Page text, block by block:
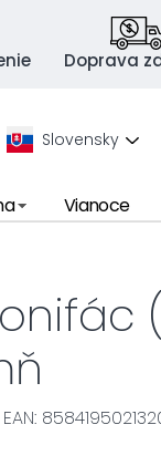
Doprava
Slovensky
Vianoce
EAN: